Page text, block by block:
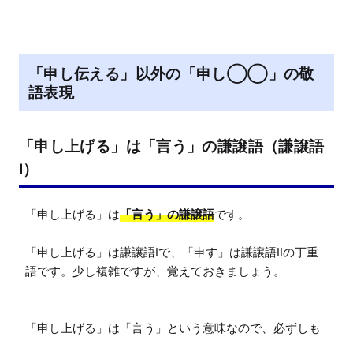
「申し伝える」以外の「申し◯◯」の敬
語表現
「申し上げる」は「言う」の謙譲語（謙譲語
I）
「申し上げる」は「言う」の謙譲語です。
「申し上げる」は謙譲語Iで、「申す」は謙譲語IIの丁重
語です。少し複雑ですが、覚えておきましょう。
「申し上げる」は「言う」という意味なので、必ずしも